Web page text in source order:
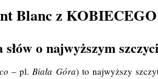
Blanc z
o najwyższym
– pl.Biała Góra) to najwyższy